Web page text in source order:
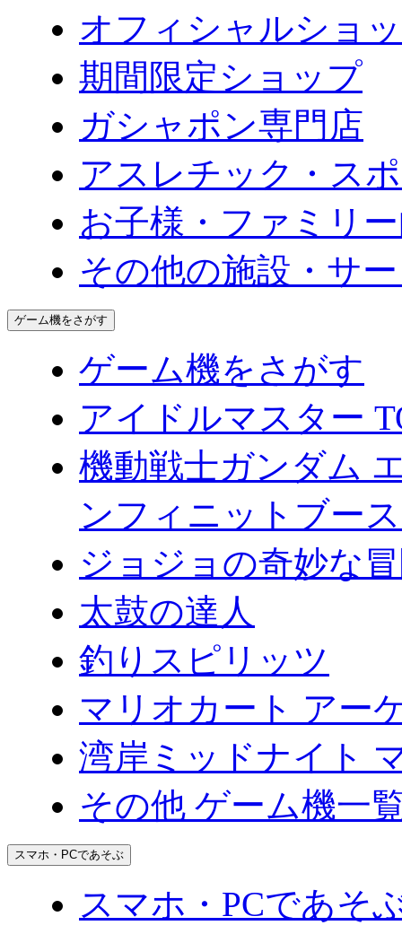
オフィシャルショ
期間限定ショップ
ガシャポン専門店
アスレチック・ス
お子様・ファミリ
その他の施設・サ
ゲーム機をさがす
ゲーム機をさがす
アイドルマスター
機動戦士ガンダム
ンフィニットブー
ジョジョの奇妙な
太鼓の達人
釣りスピリッツ
マリオカート アー
湾岸ミッドナイト
その他 ゲーム機一
スマホ・PCであそぶ
スマホ・PCであそ